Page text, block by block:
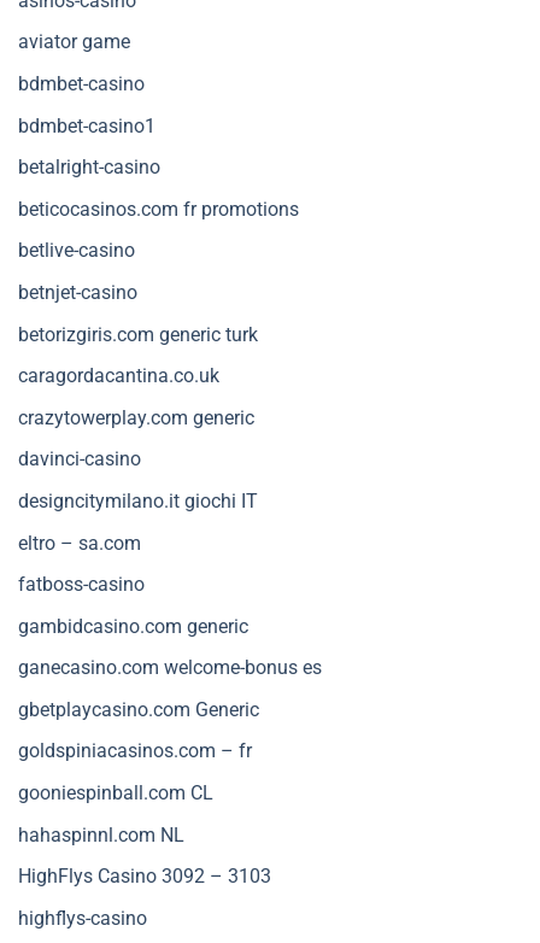
aviator game
bdmbet-casino
bdmbet-casino1
betalright-casino
beticocasinos.com fr promotions
betlive-casino
betnjet-casino
betorizgiris.com generic turk
caragordacantina.co.uk
crazytowerplay.com generic
davinci-casino
designcitymilano.it giochi IT
eltro – sa.com
fatboss-casino
gambidcasino.com generic
ganecasino.com welcome-bonus es
gbetplaycasino.com Generic
goldspiniacasinos.com – fr
gooniespinball.com CL
hahaspinnl.com NL
HighFlys Casino 3092 – 3103
highflys-casino